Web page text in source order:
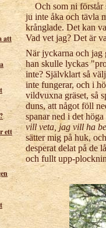
att
ett
Och som ni förstår
ju inte åka och tävla
krånglade. Det kan
Vad vet jag? Det är
När jyckarna och jag
han skulle lyckas
inte? Självklart så
inte fungerar, och i
vildvuxna gräset, så
duns, att något föll
spanar ned i det
vill veta, jag vill ha
sätter mig på huk,
desperat delat på de
och fullt upp-